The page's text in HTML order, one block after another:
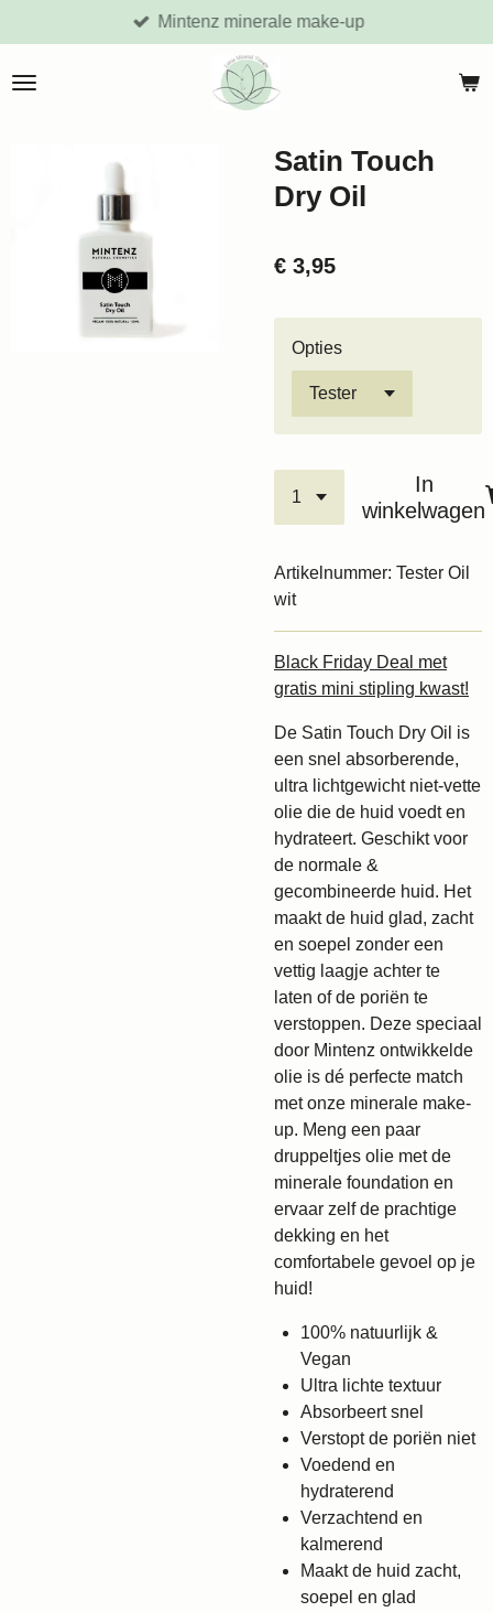
direct
naar
Mintenz minerale make-up
Satin Touch
Dry Oil
€ 3,95
Opties
In
winkelwagen
Artikelnummer: Tester Oil
wit
Black Friday Deal met
gratis mini stipling kwast!
De Satin Touch Dry Oil is
een snel absorberende,
ultra lichtgewicht niet-vette
olie die de huid voedt en
hydrateert. Geschikt voor
de normale &
gecombineerde huid. Het
maakt de huid glad, zacht
en soepel zonder een
vettig laagje achter te
laten of de poriën te
verstoppen. Deze speciaal
door Mintenz ontwikkelde
olie is dé perfecte match
met onze minerale make-
up. Meng een paar
druppeltjes olie met de
minerale foundation en
ervaar zelf de prachtige
dekking en het
comfortabele gevoel op je
huid!
100% natuurlijk &
Vegan
Ultra lichte textuur
Absorbeert snel
Verstopt de poriën niet
Voedend en
hydraterend
Verzachtend en
kalmerend
Maakt de huid zacht,
soepel en glad